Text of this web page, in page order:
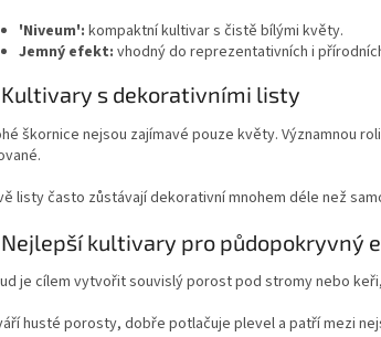
'Niveum': kompaktní kultivar s čistě bílými květy.
Jemný efekt: vhodný do reprezentativních i
Kultivary s dekorativními listy
škornice nejsou zajímavé pouze květy. Významnou
listy často zůstávají dekorativní mnohem déle než
Nejlepší kultivary pro půdopokryvný
je cílem vytvořit souvislý porost pod stromy nebo
husté porosty, dobře potlačuje plevel a patří mezi